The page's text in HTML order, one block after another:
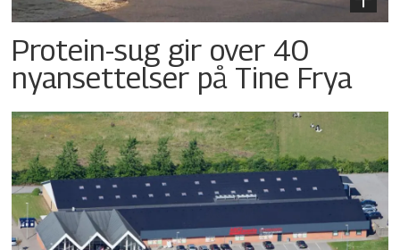
Protein-sug gir over 40
nyansettelser på Tine Frya